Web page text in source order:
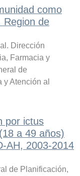
como
Region de
Dirección
Farmacia y
de
Atención al
por ictus
a 49 años)
AH, 2003-2014
de Planificación,